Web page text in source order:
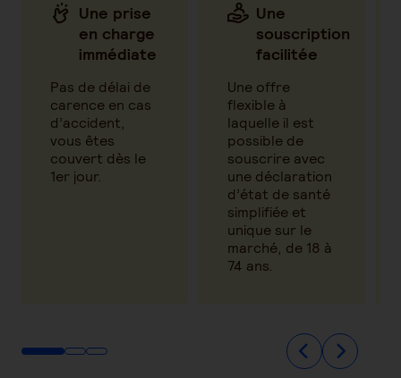
Une prise
en charge
immédiate
Pas de délai de
carence en cas
d’accident,
vous êtes
couvert dès le
1er jour.
Une
souscription
facilitée
Une offre
flexible à
laquelle il est
possible de
souscrire avec
une déclaration
d’état de santé
simplifiée et
unique sur le
marché, de 18 à
74 ans.